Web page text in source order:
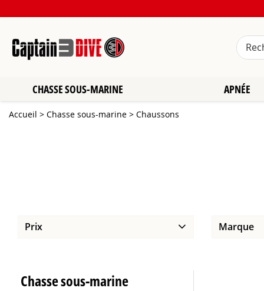
CHASSE SOUS-MARINE APNÉE
Accueil > Chasse sous-marine > Chaussons
Prix Marque
Chasse sous-marine